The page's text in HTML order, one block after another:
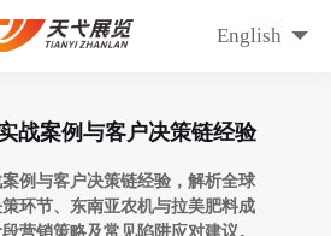
English
战案例与客户决策链经验
例与客户决策链经验，解析全球
环节、东南亚农机与拉美肥料成
营销策略及常见陷阱应对建议。